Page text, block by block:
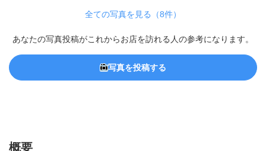
全ての写真を見る（8件）
あなたの写真投稿がこれからお店を訪れる人の参考になります。
写真を投稿する
概要